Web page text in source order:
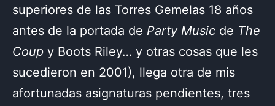
superiores de las Torres Gemelas 18 años
antes de la portada de Party Music de The
Coup y Boots Riley… y otras cosas que les
sucedieron en 2001), llega otra de mis
afortunadas asignaturas pendientes, tres